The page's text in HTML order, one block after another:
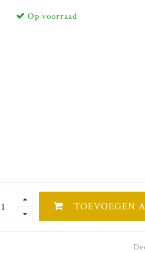
Op voorraad
TOEVOEGEN